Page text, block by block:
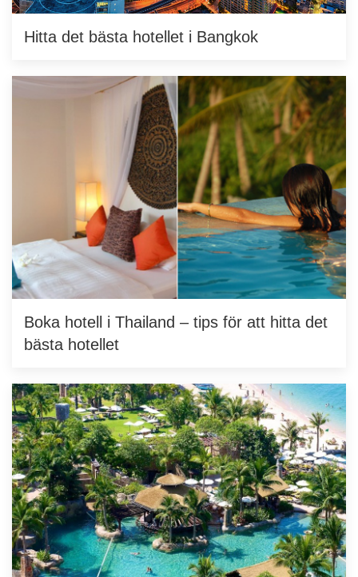
Hitta det bästa hotellet i Bangkok
Boka hotell i Thailand – tips för att hitta det
bästa hotellet